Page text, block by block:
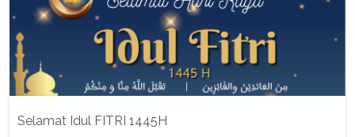
Selamat Idul FITRI 1445H